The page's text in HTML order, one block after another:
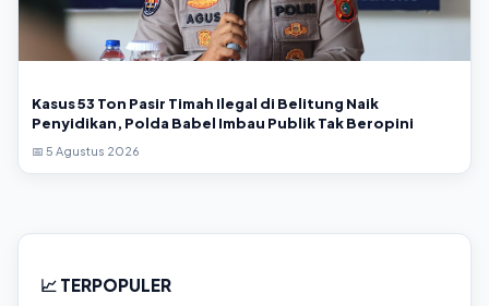
Kasus 53 Ton Pasir Timah Ilegal di Belitung Naik
Penyidikan, Polda Babel Imbau Publik Tak Beropini
📅 5 Agustus 2026
📈 TERPOPULER